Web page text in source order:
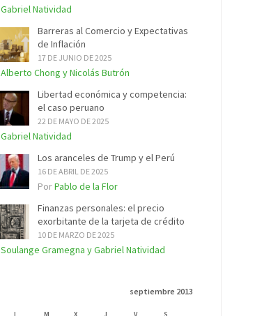
Gabriel Natividad
Barreras al Comercio y Expectativas
de Inflación
17 DE JUNIO DE 2025
Alberto Chong y Nicolás Butrón
Libertad económica y competencia:
el caso peruano
22 DE MAYO DE 2025
Gabriel Natividad
Los aranceles de Trump y el Perú
16 DE ABRIL DE 2025
PorPablo de la Flor
Finanzas personales: el precio
exorbitante de la tarjeta de crédito
10 DE MARZO DE 2025
Soulange Gramegna y Gabriel Natividad
septiembre 2013